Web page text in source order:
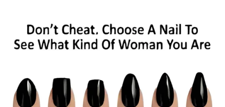
Επιστροφή των ΗΠΑ στον Κανόνα του Χρυσού και οι
Συστημικές Αλυσιδωτές Επιπτώσεις στην Παγκόσμια
Νομισματική Αρχιτεκτονική… Όλα όπως λέμε καιρό τώρα
τσουνάμι που θα πνίξει τους τραπεζίτες.. Μόλις
τελειώσει το fiat δολάριο, όλα θα πάρουν τη σειρά τους
για εμάς τους ανθρώπους…